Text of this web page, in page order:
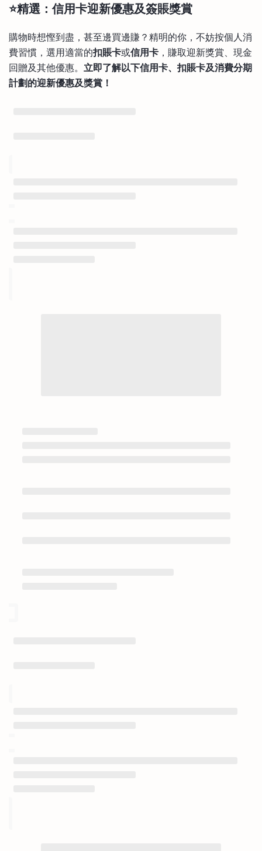
⭐精選：信用卡迎新優惠及簽賬獎賞
購物時想慳到盡，甚至邊買邊賺？精明的你，不妨按個人消
費習慣，選用適當的扣賬卡或信用卡 ，賺取迎新獎賞、現金
回贈及其他優惠。 立即了解以下信用卡、扣賬卡及消費分期
計劃的迎新優惠及獎賞！